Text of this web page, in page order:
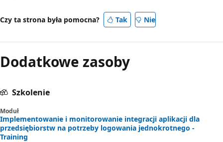
Czy ta strona była pomocna? Tak Nie
Dodatkowe zasoby
Szkolenie
Moduł
Implementowanie i monitorowanie integracji aplikacji dla
przedsiębiorstw na potrzeby logowania jednokrotnego -
Training